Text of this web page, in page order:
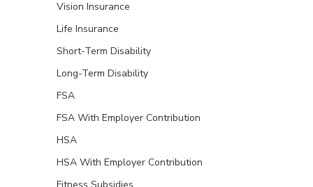
Vision Insurance
Life Insurance
Short-Term Disability
Long-Term Disability
FSA
FSA With Employer Contribution
HSA
HSA With Employer Contribution